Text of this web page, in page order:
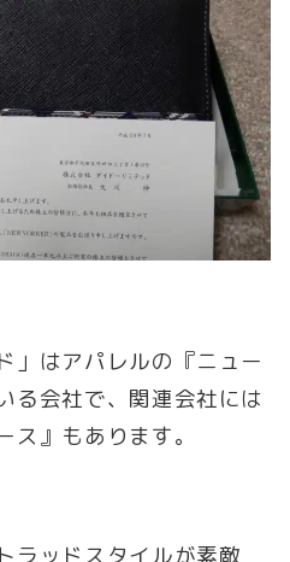
」はアパレルの『ニュー
る会社で、関連会社には
ス』もあります。
ラッドスタイルが素敵